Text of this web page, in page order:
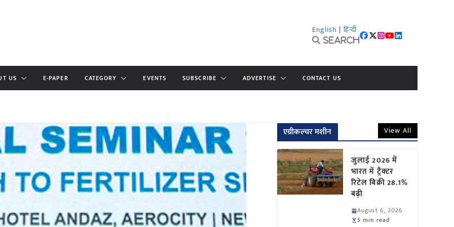
English | हिन्दी
Search
US E-PAPER CATEGORY EVENTS SUBSCRIBE ADVERTISE CONTACT US
एग्रीकल्चर मशीन View All
जुलाई 2026 में
भारत में ट्रैक्टर
रिटेल बिक्री 28.1%
बढ़ी
August 6, 2026
5 min read